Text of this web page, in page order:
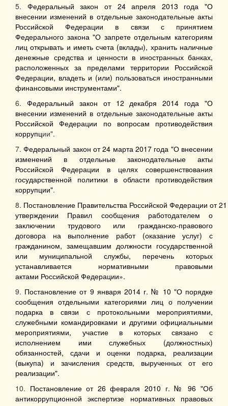
5. Федеральный закон от 24 апреля 2013 года "О
внесении изменений в отдельные законодательные акты
Российской Федерации в связи с принятием
Федерального закона "О запрете отдельным категориям
лиц открывать и иметь счета (вклады), хранить наличные
денежные средства и ценности в иностранных банках,
расположенных за пределами территории Российской
Федерации, владеть и (или) пользоваться иностранными
финансовыми инструментами".
6. Федеральный закон от 12 декабря 2014 года "О
внесении изменений в отдельные законодательные акты
Российской Федерации по вопросам противодействия
коррупции".
7.Федеральный закон от 24 марта 2017 года "О внесении
изменений в отдельные законодательные акты
Российской Федерации в целях совершенствования
государственной политики в области противодействия
коррупции".
8. Постановление Правительства Российской Федерации от
утверждении Правил сообщения работодателем о
заключении трудового или гражданско-правового
договора на выполнение работ (оказание услуг) с
гражданином, замещавшим должности государственной
или муниципальной службы, перечень которых
устанавливается нормативными правовыми
актами Российской Федерации».
9. Постановление от 9 января 2014 г. № 10 "О порядке
сообщения отдельными категориями лиц о получении
подарка в связи с протокольными мероприятиями,
служебными командировками и другими официальными
мероприятиями, участие в которых связано с
исполнением ими служебных (должностных)
обязанностей, сдачи и оценки подарка, реализации
(выкупа) и зачисления средств, вырученных от его
реализации".
10. Постановление от 26 февраля 2010 г. № 96 "Об
антикоррупционной экспертизе нормативных правовых